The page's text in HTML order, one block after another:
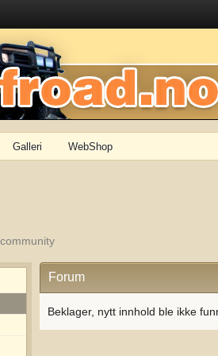
Galleri WebShop
Forum
Beklager, nytt innhold ble ikke